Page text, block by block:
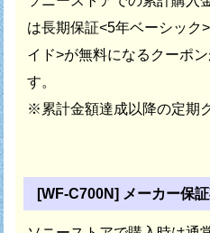
は長期保証<5年ベーシック
イド>が無料になるクーポ
す。
※累計金額達成以降の定期
[WF-C700N] メーカー保